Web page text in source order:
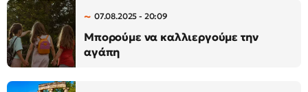
07.08.2025 - 20:09
Μπορούμε να καλλιεργούμε την
αγάπη